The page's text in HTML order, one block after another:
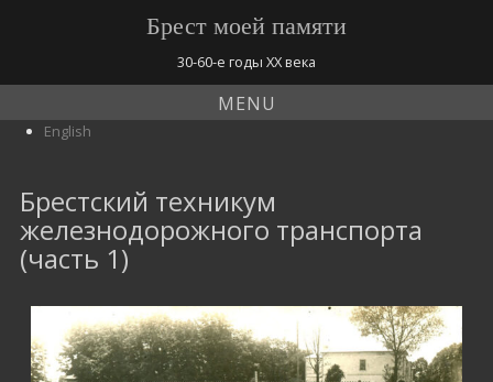
Брест моей памяти
30-60-е годы ХХ века
MENU
English
Брестский техникум
железнодорожного транспорта
(часть 1)